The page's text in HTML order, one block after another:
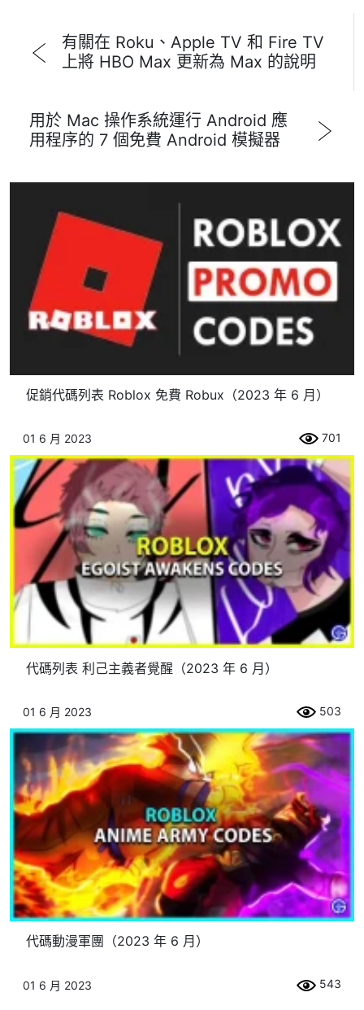
有關在 Roku、Apple TV 和 Fire TV
上將 HBO Max 更新為 Max 的說明
用於 Mac 操作系統運行 Android 應
用程序的 7 個免費 Android 模擬器
促銷代碼列表 Roblox 免費 Robux（2023 年 6 月）
01 6 月 2023 701
代碼列表 利己主義者覺醒（2023 年 6 月）
01 6 月 2023 503
代碼動漫軍團（2023 年 6 月）
01 6 月 2023 543